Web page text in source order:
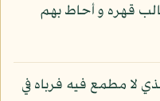
قهره و أحاط بهم
لا مطمع فيه فرباه في